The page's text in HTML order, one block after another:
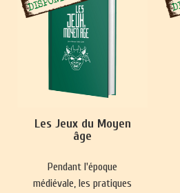
Les Jeux du Moyen
âge
Pendant l'époque
médiévale, les pratiques